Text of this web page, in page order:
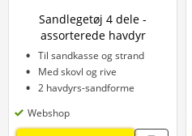
Sandlegetøj 4 dele -
assorterede havdyr
Til sandkasse og strand
Med skovl og rive
2 havdyrs-sandforme
Webshop